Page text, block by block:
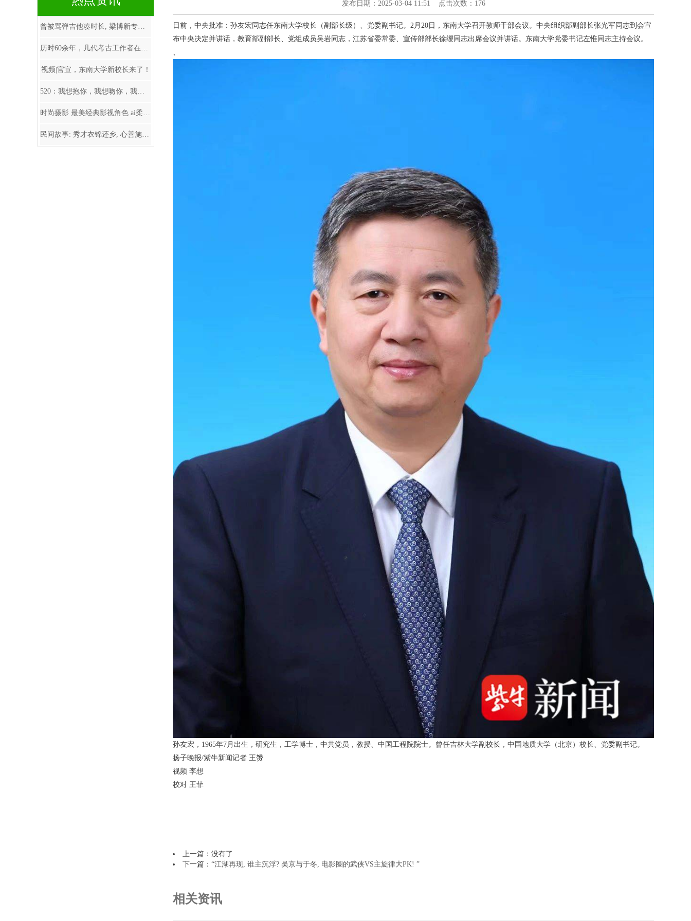
曾被骂弹吉他凑时长, 梁博新专辑是异类还是真摇
历时60余年，几代考古工作者在琉璃河遗址探寻北
视频|官宣，东南大学新校长来了！
520：我想抱你，我想吻你，我想在你耳边说一万
时尚摄影 最美经典影视角色 ai柔雅娴静写真 完美
民间故事: 秀才衣锦还乡, 心善施舍乞丐豆腐, 乞
发布日期：2025-03-04 11:51 点击次数：176
日前，中央批准：孙友宏同志任东南大学校长（副部长级）、党委副书记。2月20日，东南大学召开教师干部会议。中央组织部副部长张光军同志到会宣
布中央决定并讲话，教育部副部长、党组成员吴岩同志，江苏省委常委、宣传部部长徐缨同志出席会议并讲话。东南大学党委书记左惟同志主持会议。
、
孙友宏，1965年7月出生，研究生，工学博士，中共党员，教授、中国工程院院士。曾任吉林大学副校长，中国地质大学（北京）校长、党委副书记。
扬子晚报/紫牛新闻记者 王赟
视频 李想
校对 王菲
上一篇：没有了
下一篇： “江湖再现, 谁主沉浮? 吴京与于冬, 电影圈的武侠VS主旋律大PK! ”
相关资讯